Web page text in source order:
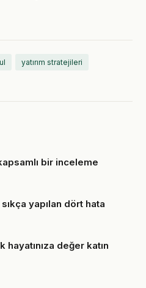
yatırım stratejileri
bir inceleme
yapılan dört hata
değer katın